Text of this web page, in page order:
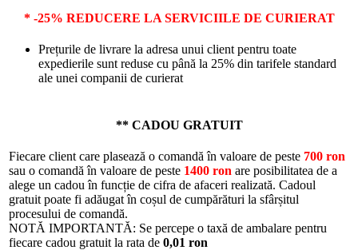
* -25% REDUCERE LA SERVICIILE DE CURIERAT
Prețurile de livrare la adresa unui client pentru toate
expedierile sunt reduse cu până la 25% din tarifele standard
ale unei companii de curierat
** CADOU GRATUIT
Fiecare client care plasează o comandă în valoare de peste 700 ron
sau o comandă în valoare de peste 1400 ron are posibilitatea de a
alege un cadou în funcție de cifra de afaceri realizată. Cadoul
gratuit poate fi adăugat în coșul de cumpărături la sfârșitul
procesului de comandă.
NOTĂ IMPORTANTĂ: Se percepe o taxă de ambalare pentru
fiecare cadou gratuit la rata de 0,01 ron